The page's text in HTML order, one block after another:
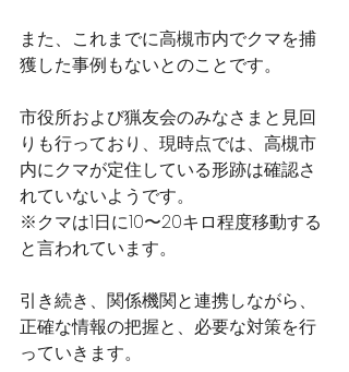
また、これまでに高槻市内でクマを捕
獲した事例もないとのことです。
市役所および猟友会のみなさまと見回
りも行っており、現時点では、高槻市
内にクマが定住している形跡は確認さ
れていないようです。
※クマは1日に10〜20キロ程度移動する
と言われています。
引き続き、関係機関と連携しながら、
正確な情報の把握と、必要な対策を行
っていきます。